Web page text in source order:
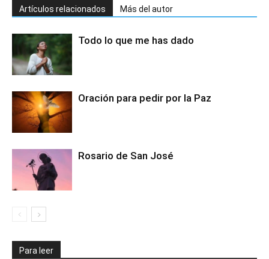
Artículos relacionados Más del autor
Todo lo que me has dado
Oración para pedir por la Paz
Rosario de San José
Para leer